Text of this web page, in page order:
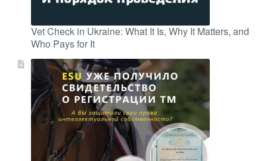
Vet Check in Ukraine: What It Is, Why It Matters, and
Who Pays for It